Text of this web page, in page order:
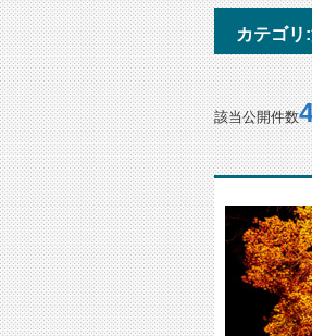
カテゴリ
該当公開件数